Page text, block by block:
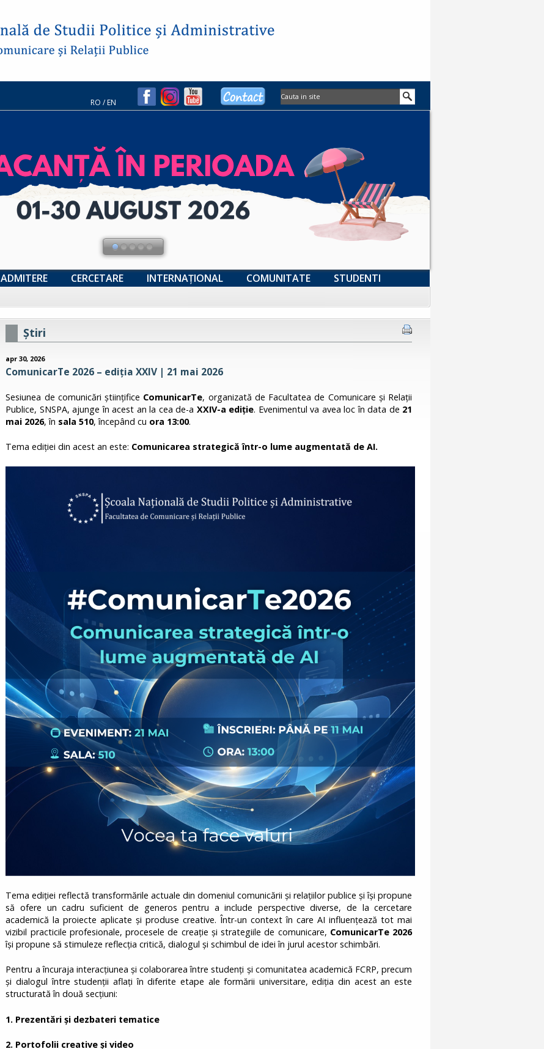
RO /EN
ADMITERE CERCETARE INTERNAȚIONAL COMUNITATE STUDENTI
Ştiri
apr 30, 2026
ComunicarTe 2026 – ediția XXIV | 21 mai 2026
Sesiunea de comunicări științifice ComunicarTe, organizată de Facultatea de Comunicare și Relații
Publice, SNSPA, ajunge în acest an la cea de-a XXIV-a ediție. Evenimentul va avea loc în data de 21
mai 2026, în sala 510, începând cu ora 13:00.
Tema ediției din acest an este: Comunicarea strategică într-o lume augmentată de AI.
Tema ediției reflectă transformările actuale din domeniul comunicării și relațiilor publice și își propune
să ofere un cadru suficient de generos pentru a include perspective diverse, de la cercetare
academică la proiecte aplicate și produse creative. Într-un context în care AI influențează tot mai
vizibil practicile profesionale, procesele de creație și strategiile de comunicare, ComunicarTe 2026
își propune să stimuleze reflecția critică, dialogul și schimbul de idei în jurul acestor schimbări.
Pentru a încuraja interacțiunea și colaborarea între studenți și comunitatea academică FCRP, precum
și dialogul între studenții aflați în diferite etape ale formării universitare, ediția din acest an este
structurată în două secțiuni:
1. Prezentări și dezbateri tematice
2. Portofolii creative și video